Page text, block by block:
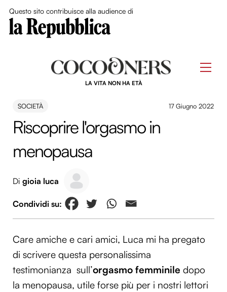
Questo sito contribuisce alla audience di
LA VITA NON HA ETÀ
SOCIETÀ 17 Giugno 2022
Riscoprire l'orgasmo in
menopausa
Di gioia luca
Care amiche e cari amici, Luca mi ha pregato
di scrivere questa personalissima
testimonianza sull’orgasmo femminile dopo
la menopausa, utile forse più per i nostri lettori